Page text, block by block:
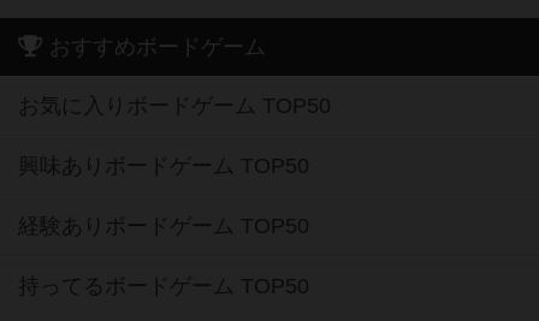
おすすめボードゲーム
お気に入りボードゲーム TOP50
興味ありボードゲーム TOP50
経験ありボードゲーム TOP50
持ってるボードゲーム TOP50